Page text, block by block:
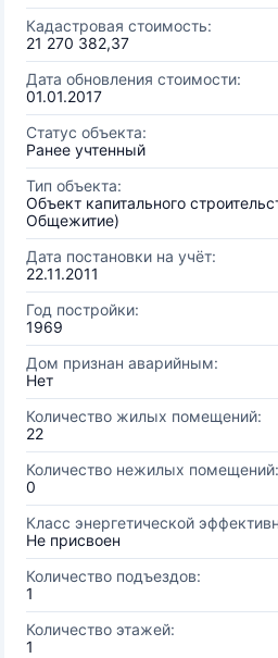
Кадастровая стоимость:
21 270 382,37
Дата обновления стоимости:
01.01.2017
Статус объекта:
Ранее учтенный
Тип объекта:
Объект капитального
Общежитие)
Дата постановки на учёт:
22.11.2011
Год постройки:
1969
Дом признан аварийным:
Нет
Количество жилых помещений:
22
Количество нежилых помещений:
0
Класс энергетической
Не присвоен
Количество подъездов:
1
Количество этажей:
1